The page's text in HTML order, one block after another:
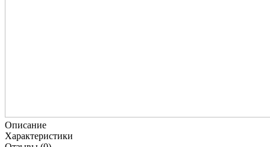
Описание
Характеристики